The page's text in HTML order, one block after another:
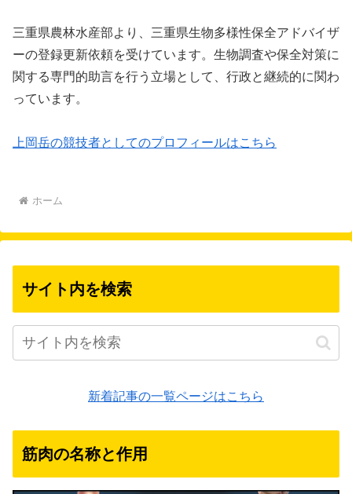
三重県農林水産部より、三重県生物多様性保全アドバイザ
ーの登録更新依頼を受けています。生物調査や保全対策に
関する専門的助言を行う立場として、行政と継続的に関わ
っています。
上岡岳の競技者としてのプロフィールはこちら
ホーム
サイト内を検索
新着記事の一覧ページはこちら
筋肉の名称と作用